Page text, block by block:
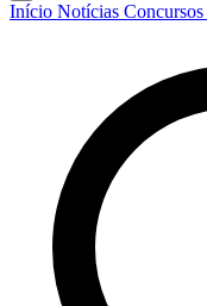
Início Notícias Concursos